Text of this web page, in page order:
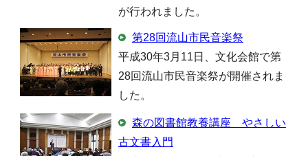
が行われました。
第28回流山市民音楽祭
平成30年3月11日、文化会館で第
28回流山市民音楽祭が開催されま
した。
森の図書館教養講座 やさしい
古文書入門